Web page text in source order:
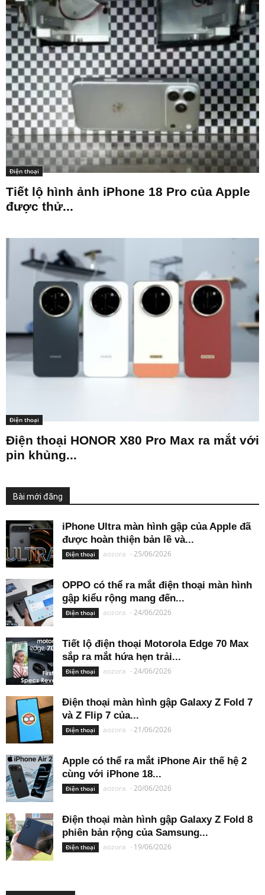
Điện thoại
Tiết lộ hình ảnh iPhone 18 Pro của Apple
được thử...
Điện thoại
Điện thoại HONOR X80 Pro Max ra mắt với
pin khủng...
Bài mới đăng
iPhone Ultra màn hình gập của Apple đã
được hoàn thiện bản lề và...
Điện thoại aozora -25/06/2026
OPPO có thể ra mắt điện thoại màn hình
gập kiểu rộng mang đến...
Điện thoại aozora -24/06/2026
Tiết lộ điện thoại Motorola Edge 70 Max
sắp ra mắt hứa hẹn trải...
Điện thoại aozora -24/06/2026
Điện thoại màn hình gập Galaxy Z Fold 7
và Z Flip 7 của...
Điện thoại aozora -21/06/2026
Apple có thể ra mắt iPhone Air thế hệ 2
cùng với iPhone 18...
Điện thoại aozora -20/06/2026
Điện thoại màn hình gập Galaxy Z Fold 8
phiên bản rộng của Samsung...
Điện thoại aozora - 19/06/2026